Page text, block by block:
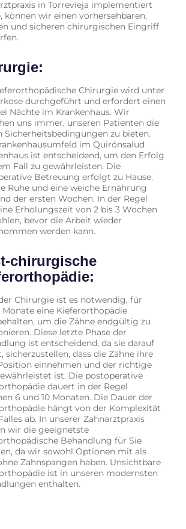
in Torrevieja implementiert
können wir einen vorhersehbaren,
und sicheren chirurgischen Eingriff
Chirurgie wird unter
durchgeführt und erfordert einen
Nächte im Krankenhaus. Wir
uns immer, unseren Patienten die
Sicherheitsbedingungen zu bieten.
im Quirónsalud
ist entscheidend, um den Erfolg
Fall zu gewährleisten. Die
Betreuung erfolgt zu Hause:
Ruhe und eine weiche Ernährung
der ersten Wochen. In der Regel
Erholungszeit von 2 bis 3 Wochen
bevor die Arbeit wieder
werden kann.
chirurgische
Chirurgie ist es notwendig, für
eine Kieferorthopädie
um die Zähne endgültig zu
Diese letzte Phase der
ist entscheidend, da sie darauf
sicherzustellen, dass die Zähne ihre
einnehmen und der richtige
ist. Die postoperative
dauert in der Regel
6 und 10 Monaten. Die Dauer der
hängt von der Komplexität
ab. In unserer Zahnarztpraxis
wir die geeignetste
Behandlung für Sie
da wir sowohl Optionen mit als
Zahnspangen haben. Unsichtbare
ist in unseren modernsten
enthalten.